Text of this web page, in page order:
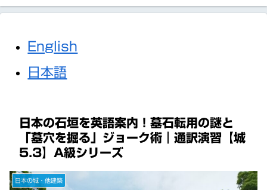
English
日本語
日本の石垣を英語案内！墓石転用の謎と
「墓穴を掘る」ジョーク術｜通訳演習【城
5.3】A級シリーズ
日本の城・他建築